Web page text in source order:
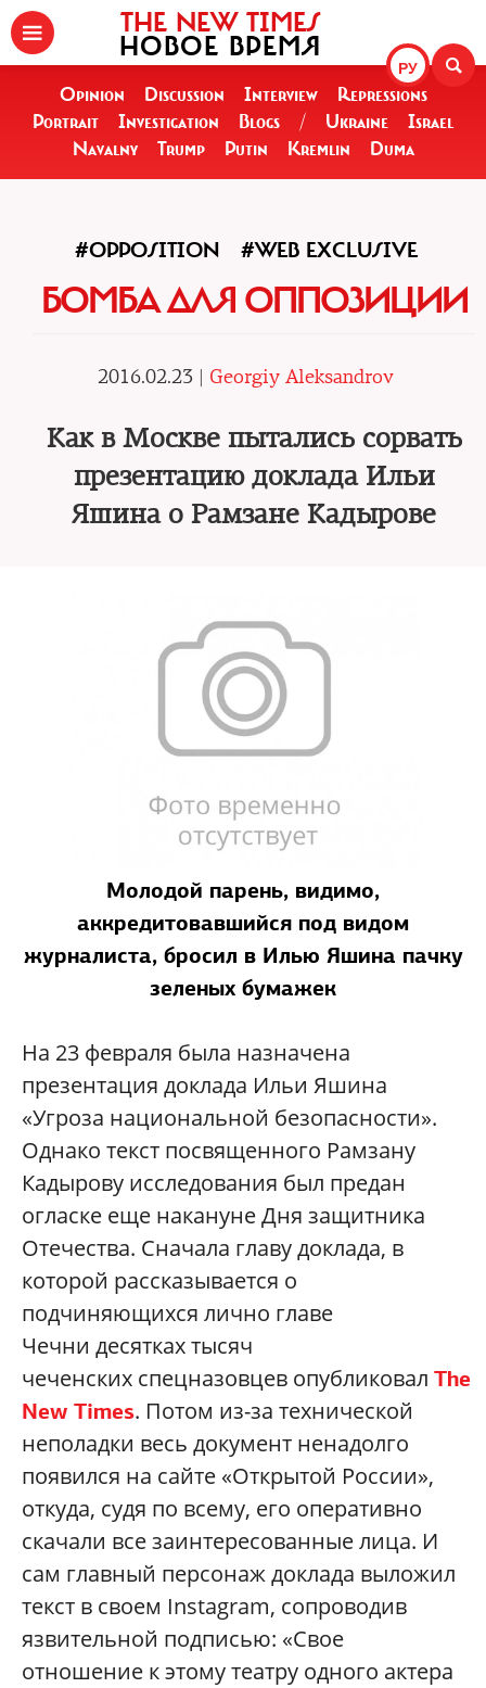
РУ
THE NEW TIMES
НОВОЕ ВРЕМЯ
Opinion Discussion Interview
Repressions
Portrait
Investigation Blogs / Ukraine
Israel
Navalny
Trump Putin Kremlin Duma
#OPPOSITION #WEB EXCLUSIVE
БОМБА ДЛЯ ОППОЗИЦИИ
2016.02.23 | Georgiy Aleksandrov
Как в Москве пытались сорвать
презентацию доклада Ильи
Яшина о Рамзане Кадырове
Молодой парень, видимо,
аккредитовавшийся под видом
журналиста, бросил в Илью Яшина пачку
зеленых бумажек
На 23 февраля была назначена
презентация доклада Ильи Яшина
«Угроза национальной безопасности».
Однако текст посвященного Рамзану
Кадырову исследования был предан
огласке еще накануне Дня защитника
Отечества. Сначала главу доклада, в
которой рассказывается о
подчиняющихся лично главе
Чечни десятках тысяч
чеченских спецназовцев опубликовал The
New Times. Потом из-за технической
неполадки весь документ ненадолго
появился на сайте «Открытой России»,
откуда, судя по всему, его оперативно
скачали все заинтересованные лица. И
сам главный персонаж доклада выложил
текст в своем Instagram, сопроводив
язвительной подписью: «Свое
отношение к этому театру одного актера